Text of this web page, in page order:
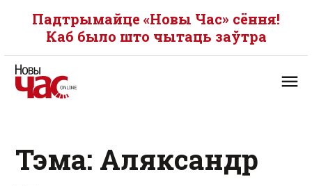
Падтрымайце «Новы Час» сёння!
Каб было што чытаць заўтра
Тэма: Аляксандр